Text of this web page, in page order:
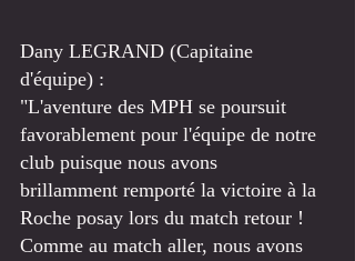
Dany LEGRAND (Capitaine
d'équipe) :
"L'aventure des MPH se poursuit
favorablement pour l'équipe de notre
club puisque nous avons
brillamment remporté la victoire à la
Roche posay lors du match retour !
Comme au match aller, nous avons